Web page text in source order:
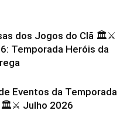
dos Jogos do Clã 🏛️⚔️
Temporada Heróis da
Eventos da Temporada
🏛️⚔️ Julho 2026